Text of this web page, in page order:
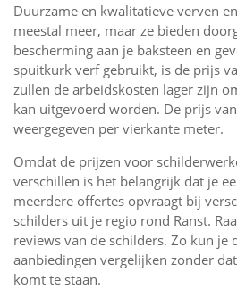
Duurzame en kwalitatieve verven
meestal meer, maar ze bieden
bescherming aan je baksteen en
spuitkurk verf gebruikt, is de prijs
zullen de arbeidskosten lager zijn
kan uitgevoerd worden. De prijs
weergegeven per vierkante meter.
Omdat de prijzen voor
verschillen is het belangrijk dat je
meerdere offertes opvraagt bij
schilders uit je regio rond Ranst.
reviews van de schilders. Zo kun je
aanbiedingen vergelijken zonder
komt te staan.